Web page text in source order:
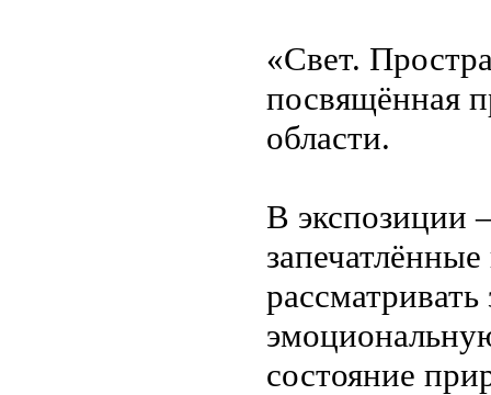
«Свет.
посвящённая
области.
В экспозиции
состояние